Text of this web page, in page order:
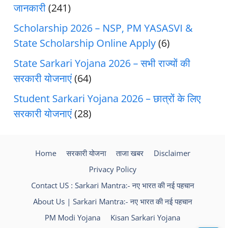
जानकारी(241)
Scholarship 2026 – NSP, PM YASASVI &
State Scholarship Online Apply(6)
State Sarkari Yojana 2026 – सभी राज्यों की
सरकारी योजनाएं(64)
Student Sarkari Yojana 2026 – छात्रों के लिए
सरकारी योजनाएं(28)
Home सरकारी योजना ताजा खबर
Disclaimer
Privacy Policy
Contact US : Sarkari Mantra:- नए भारत की नई पहचान
About Us | Sarkari Mantra:- नए भारत की नई पहचान
PM Modi Yojana
Kisan Sarkari Yojana